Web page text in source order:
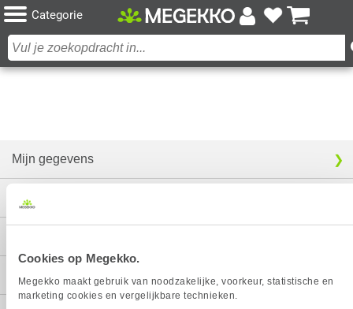
Cookies op Megekko.
Megekko maakt gebruik van noodzakelijke, voorkeur, statistische en
marketing cookies en vergelijkbare technieken.
Categorie
Mijn gegevens
Service
Megekko